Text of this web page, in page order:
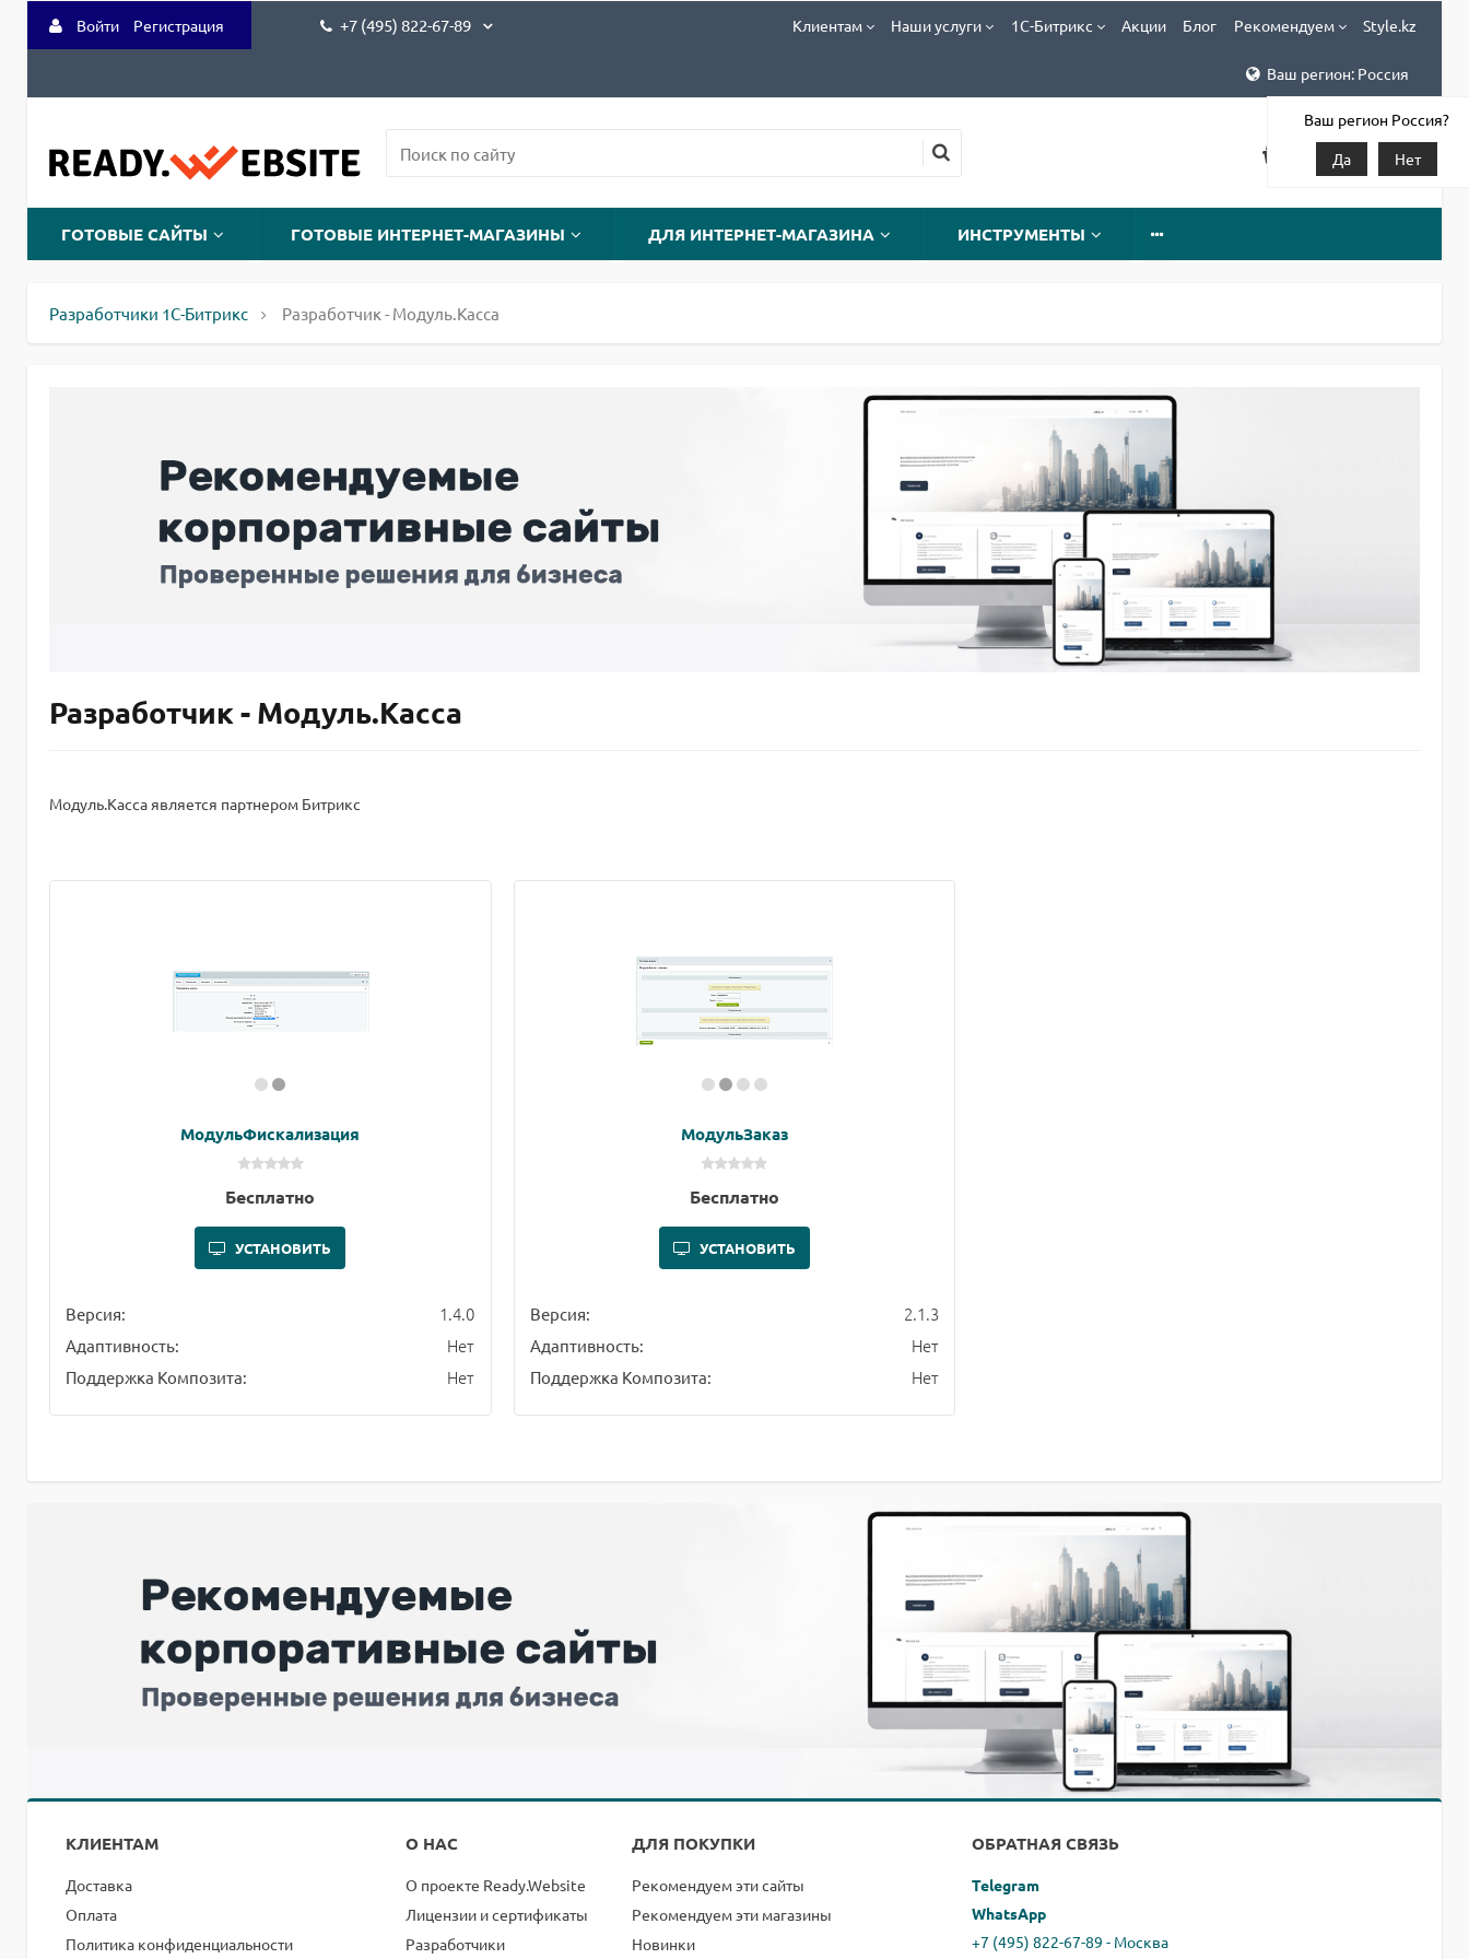
Войти Регистрация +7 (495) 822-67-89 Клиентам Наши услуги 1С-Битрикс Акции Блог Рекомендуем Style.kz
Ваш регион: Россия
Ваш регион Россия?
Да
Нет
ГОТОВЫЕ САЙТЫ ГОТОВЫЕ ИНТЕРНЕТ-МАГАЗИНЫ ДЛЯ ИНТЕРНЕТ-МАГАЗИНА ИНСТРУМЕНТЫ
Разработчики 1С-Битрикс Разработчик - Модуль.Касса
Разработчик - Модуль.Касса
Модуль.Касса является партнером Битрикс
МодульФискализация
Бесплатно
УСТАНОВИТЬ
Версия: 1.4.0
Адаптивность: Нет
Поддержка Композита: Нет
МодульЗаказ
Бесплатно
УСТАНОВИТЬ
Версия: 2.1.3
Адаптивность: Нет
Поддержка Композита: Нет
КЛИЕНТАМ О НАС ДЛЯ ПОКУПКИ ОБРАТНАЯ СВЯЗЬ
Доставка
Оплата
Политика конфиденциальности
О проекте Ready.Website
Лицензии и сертификаты
Разработчики
Рекомендуем эти сайты
Рекомендуем эти магазины
Новинки
Telegram
WhatsApp
+7 (495) 822-67-89 - Москва